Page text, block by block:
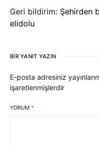
Geri bildirim: Şehirden
elidolu
BIR YANIT YAZIN
E-posta adresiniz
işaretlenmişlerdir
YORUM *